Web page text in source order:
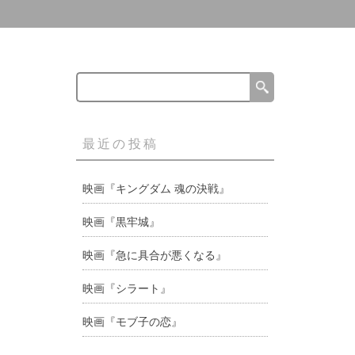
最近の投稿
映画『キングダム 魂の決戦』
映画『黒牢城』
映画『急に具合が悪くなる』
映画『シラート』
映画『モブ子の恋』